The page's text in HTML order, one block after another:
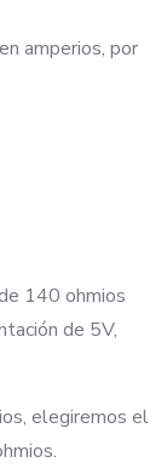
amperios, por
140 ohmios
de 5V,
elegiremos el